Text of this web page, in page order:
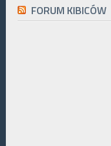
FORUM KIBICÓW